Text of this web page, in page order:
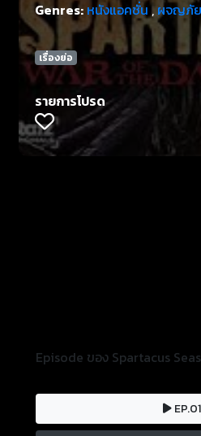
Genres: หนังแอคชั่น ,ผจญภัย
เรื่องย่อ
รายการโปรด
Episode ของ Spartacus
EP.01